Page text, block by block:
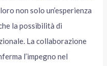
non solo un’esperienza
la possibilità di
La collaborazione
l’impegno nel